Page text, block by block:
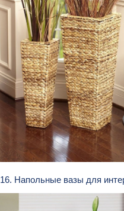
16. Напольные вазы для